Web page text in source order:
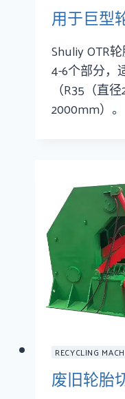
用于巨型
Shuliy OTR
4-6个部分，
（R35（直
2000mm）。
RECYCLING
废旧轮胎